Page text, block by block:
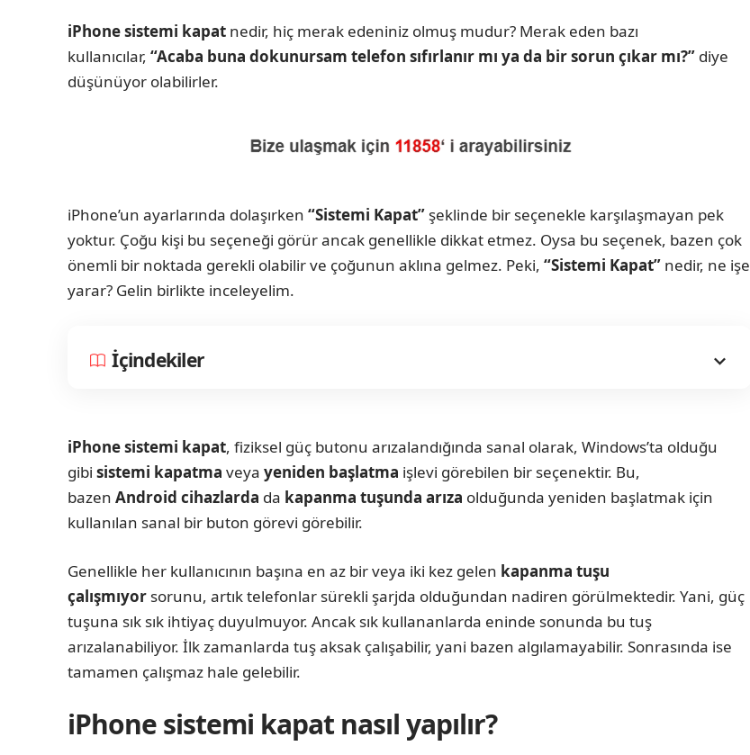
iPhone sistemi kapat nedir, hiç merak edeniniz olmuş mudur? Merak eden bazı
kullanıcılar,“Acaba buna dokunursam telefon sıfırlanır mı ya da bir sorun çıkar mı?” diye
düşünüyor olabilirler.
iPhone’un ayarlarında dolaşırken“Sistemi Kapat” şeklinde bir seçenekle karşılaşmayan pek
yoktur. Çoğu kişi bu seçeneği görür ancak genellikle dikkat etmez. Oysa bu seçenek, bazen çok
önemli bir noktada gerekli olabilir ve çoğunun aklına gelmez. Peki,“Sistemi Kapat” nedir, ne işe
yarar? Gelin birlikte inceleyelim.
İçindekiler
iPhone sistemi kapat, fiziksel güç butonu arızalandığında sanal olarak, Windows’ta olduğu
gibisistemi kapatma veyayeniden başlatma işlevi görebilen bir seçenektir. Bu,
bazenAndroid cihazlarda da kapanma tuşunda arıza olduğunda yeniden başlatmak için
kullanılan sanal bir buton görevi görebilir.
Genellikle her kullanıcının başına en az bir veya iki kez gelen kapanma tuşu
çalışmıyor sorunu, artık telefonlar sürekli şarjda olduğundan nadiren görülmektedir. Yani, güç
tuşuna sık sık ihtiyaç duyulmuyor. Ancak sık kullananlarda eninde sonunda bu tuş
arızalanabiliyor. İlk zamanlarda tuş aksak çalışabilir, yani bazen algılamayabilir. Sonrasında ise
tamamen çalışmaz hale gelebilir.
iPhone sistemi kapat nasıl yapılır?